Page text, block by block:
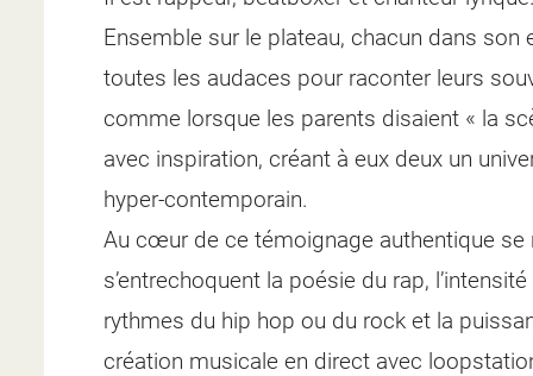
Ensemble sur le plateau, chacun dans
toutes les audaces pour raconter leurs
comme lorsque les parents disaient « la
avec inspiration, créant à eux deux un
hyper-contemporain.
Au cœur de ce témoignage authentique se
s’entrechoquent la poésie du rap,
rythmes du hip hop ou du rock et la
création musicale en direct avec